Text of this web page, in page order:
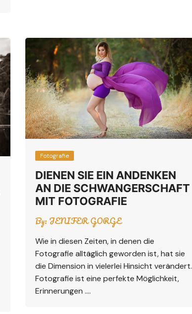
Fotografie
DIENEN SIE EIN ANDENKEN
AN DIE SCHWANGERSCHAFT
MIT FOTOGRAFIE
By: JENIFER GORGE
Wie in diesen Zeiten, in denen die
Fotografie alltäglich geworden ist, hat sie
die Dimension in vielerlei Hinsicht verändert.
Fotografie ist eine perfekte Möglichkeit,
Erinnerungen ….